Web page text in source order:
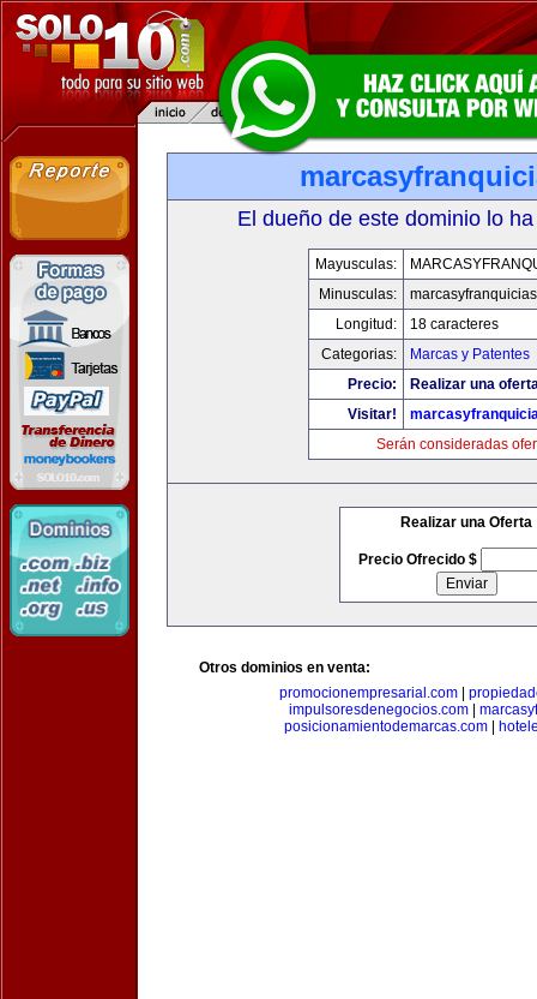
El dueño de este dominio lo
Mayusculas:
Minusculas:
Longitud:
18 caracteres
Categorias:
Marcas y Patentes
Precio:
Realizar una
Visitar!
Serán consideradas
Realizar una Oferta
Precio Ofrecido $
Otros dominios en venta:
promocionempresarial.com|
impulsoresdenegocios.com|
posicionamientodemarcas.com